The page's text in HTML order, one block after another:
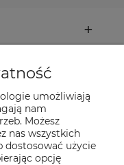
umożliwiają
nam
Możesz
nas wszystkich
dostosować użycie
opcję